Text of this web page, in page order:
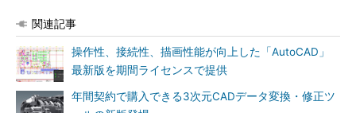
関連記事
操作性、接続性、描画性能が向上した「AutoCAD」
最新版を期間ライセンスで提供
年間契約で購入できる3次元CADデータ変換・修正ツ